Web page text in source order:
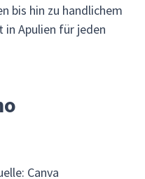
bis hin zu handlichem
Apulien für jeden
Canva